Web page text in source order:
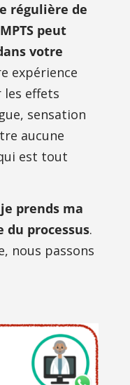
régulière de
peut
votre
expérience
les effets
sensation
aucune
est tout
je prends ma
du processus.
nous passons